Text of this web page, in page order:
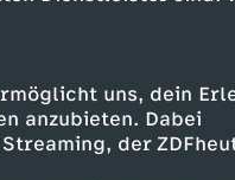
uns, dein
anzubieten. Dabei
der